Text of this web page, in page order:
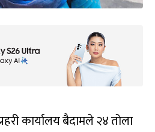
कार्यालय बैदामले २४ तोला